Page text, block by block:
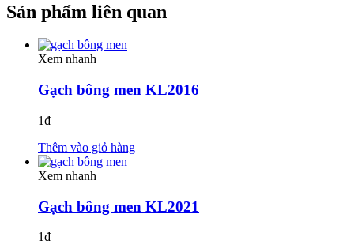
Sản phẩm liên quan
Xem nhanh
Gạch bông men KL2016
1₫
Thêm vào giỏ hàng
Xem nhanh
Gạch bông men KL2021
1₫